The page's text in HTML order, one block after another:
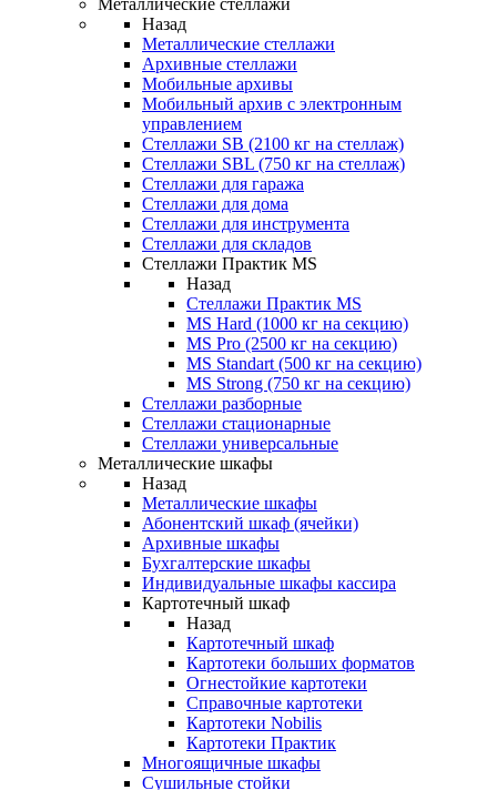
Металлические стеллажи
Назад
Металлические стеллажи
Архивные стеллажи
Мобильные архивы
Мобильный архив с электронным
управлением
Стеллажи SB (2100 кг на стеллаж)
Стеллажи SBL (750 кг на стеллаж)
Стеллажи для гаража
Стеллажи для дома
Стеллажи для инструмента
Стеллажи для складов
Стеллажи Практик MS
Назад
Стеллажи Практик MS
MS Hard (1000 кг на секцию)
MS Pro (2500 кг на секцию)
MS Standart (500 кг на секцию)
MS Strong (750 кг на секцию)
Стеллажи разборные
Стеллажи стационарные
Стеллажи универсальные
Металлические шкафы
Назад
Металлические шкафы
Абонентский шкаф (ячейки)
Архивные шкафы
Бухгалтерские шкафы
Индивидуальные шкафы кассира
Картотечный шкаф
Назад
Картотечный шкаф
Картотеки больших форматов
Огнестойкие картотеки
Справочные картотеки
Картотеки Nobilis
Картотеки Практик
Многоящичные шкафы
Сушильные стойки